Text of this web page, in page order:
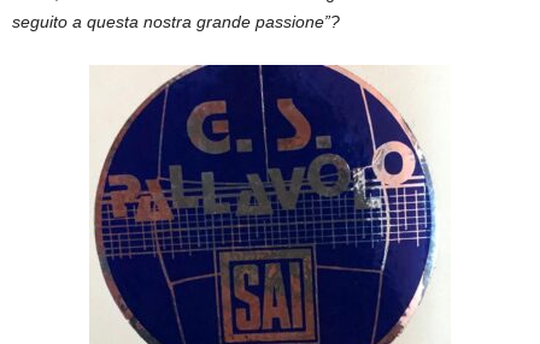
seguito a questa nostra grande passione”?